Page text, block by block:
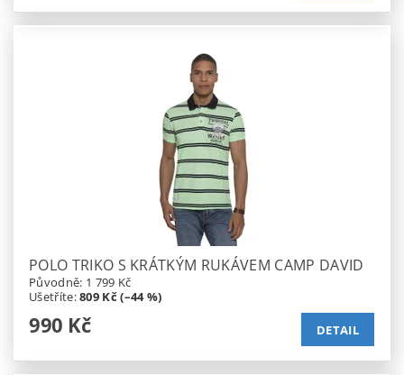
POLO TRIKO S KRÁTKÝM RUKÁVEM CAMP DAVID
Původně: 1 799 Kč
Ušetříte:809 Kč (–44 %)
990 Kč DETAIL